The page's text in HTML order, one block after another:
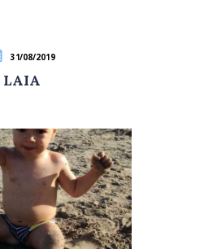
31/08/2019
LAIA